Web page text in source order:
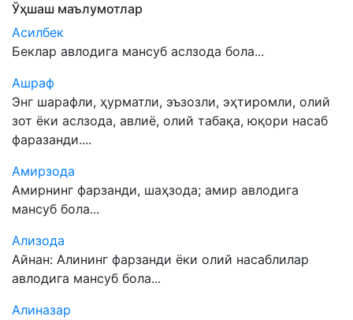
Ўҳшаш маълумотлар
Асилбек
Беклар авлодига мансуб аслзода бола...
Ашраф
Энг шарафли, ҳурматли, эъзозли, эҳтиромли, олий
зот ёки аслзода, авлиё, олий табақа, юқори насаб
фаразанди....
Амирзода
Амирнинг фарзанди, шаҳзода; амир авлодига
мансуб бола...
Ализода
Айнан: Алининг фарзанди ёки олий насаблилар
авлодига мансуб бола...
Алиназар